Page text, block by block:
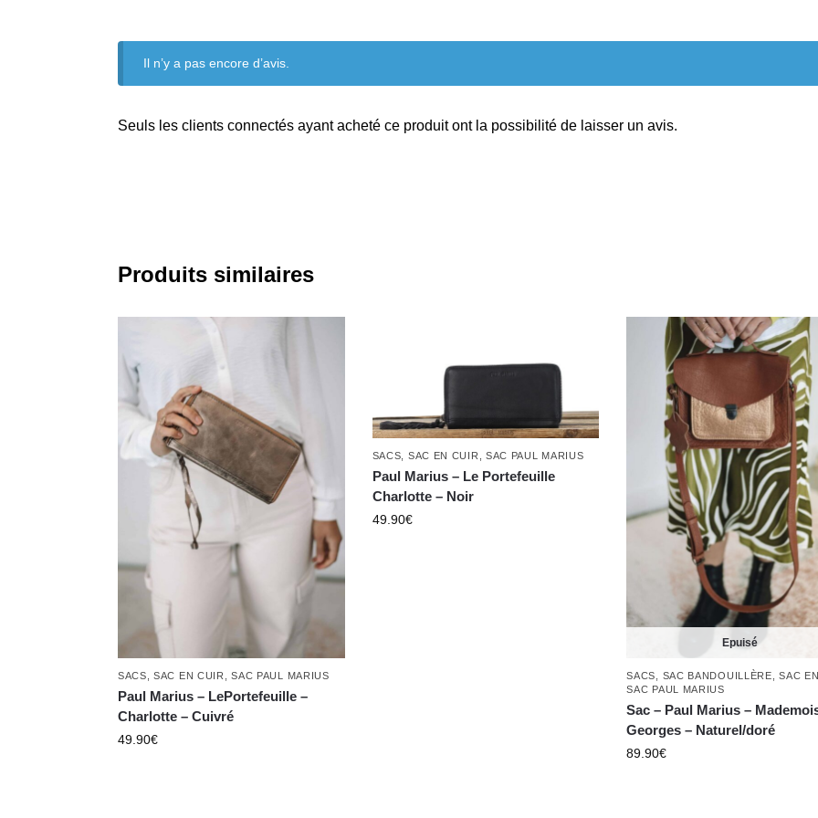
Il n’y a pas encore d’avis.
Seuls les clients connectés ayant acheté ce produit ont la possibilité de laisser un avis.
Produits similaires
SACS ,SAC EN CUIR ,SAC PAUL MARIUS
Paul Marius – LePortefeuille –
Charlotte – Cuivré
49.90€
SACS SAC EN CUIR SAC PAUL MARIUS
Paul Marius – Le Portefeuille
Charlotte – Noir
49.90€
Epuisé
SACS SAC BANDOUILLÈRE ,SAC
SAC PAUL MARIUS
Sac – Paul Marius –
Georges – Naturel/doré
89.90€